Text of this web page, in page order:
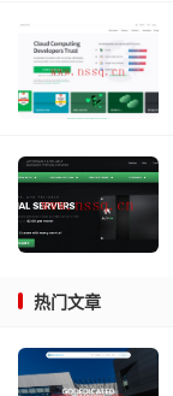
热门文章